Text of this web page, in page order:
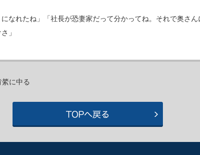
なれたね」「社長が恐妻家だって分かってね。それで奥さ
」
綮に中る